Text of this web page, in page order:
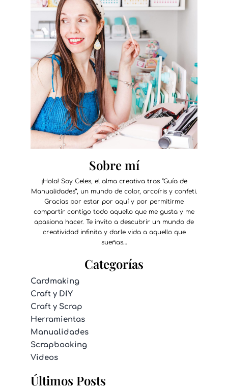
Sobre mí
¡Hola! Soy Celes, el alma creativa tras “Guía de
Manualidades”, un mundo de color, arcoíris y confeti.
Gracias por estar por aquí y por permitirme
compartir contigo todo aquello que me gusta y me
apasiona hacer. Te invito a descubrir un mundo de
creatividad infinita y darle vida a aquello que
sueñas…
Categorías
Cardmaking
Craft y DIY
Craft y Scrap
Herramientas
Manualidades
Scrapbooking
Videos
Últimos Posts